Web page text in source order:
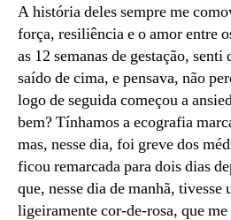
A história deles sempre me
força, resiliência e o amor entre
as 12 semanas de gestação,
saído de cima, e pensava, não
logo de seguida começou a
bem? Tínhamos a ecografia
mas, nesse dia, foi greve dos
ficou remarcada para dois dias
que, nesse dia de manhã,
ligeiramente cor-de-rosa, que